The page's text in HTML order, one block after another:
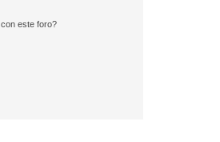
este foro?